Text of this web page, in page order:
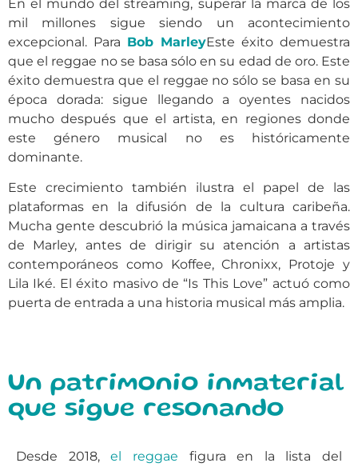
En el mundo del streaming, superar la marca de los
mil millones sigue siendo un acontecimiento
excepcional. Para Bob MarleyEste éxito demuestra
que el reggae no se basa sólo en su edad de oro. Este
éxito demuestra que el reggae no sólo se basa en su
época dorada: sigue llegando a oyentes nacidos
mucho después que el artista, en regiones donde
este género musical no es históricamente
dominante.
Este crecimiento también ilustra el papel de las
plataformas en la difusión de la cultura caribeña.
Mucha gente descubrió la música jamaicana a través
de Marley, antes de dirigir su atención a artistas
contemporáneos como Koffee, Chronixx, Protoje y
Lila Iké. El éxito masivo de “Is This Love” actuó como
puerta de entrada a una historia musical más amplia.
Un patrimonio inmaterial
que sigue resonando
Desde 2018,el reggae figura en la lista del